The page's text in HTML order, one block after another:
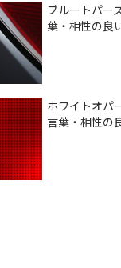
ブルートパー
葉・相性の良
ホワイトオパ
言葉・相性の